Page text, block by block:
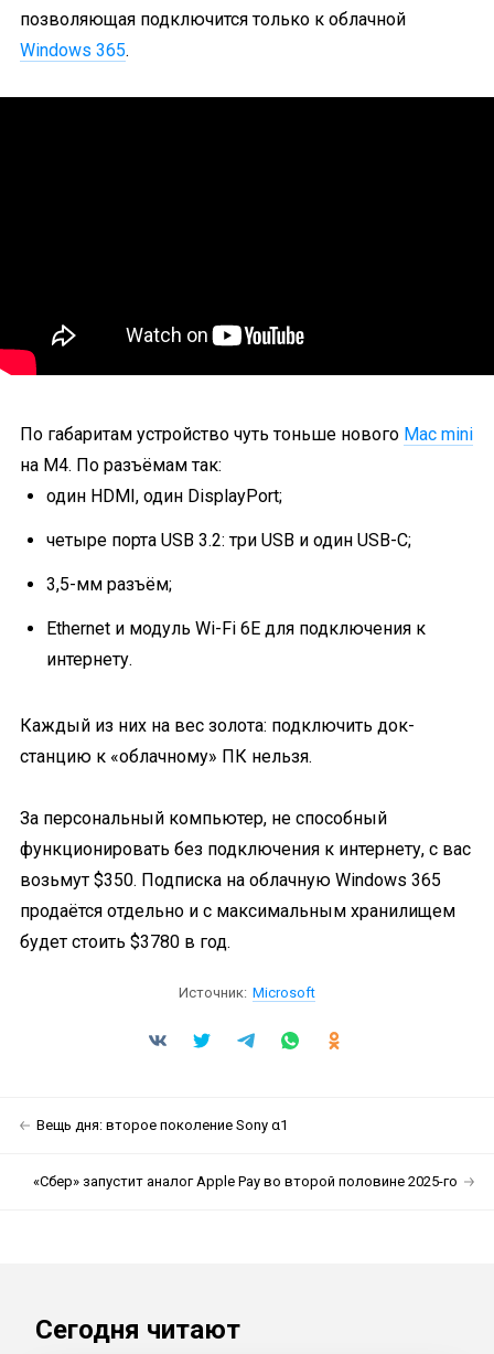
позволяющая подключится только к облачной
Windows 365.
По габаритам устройство чуть тоньше нового Mac mini
на M4. По разъёмам так:
один HDMI, один DisplayPort;
четыре порта USB 3.2: три USB и один USB-C;
3,5-мм разъём;
Ethernet и модуль Wi-Fi 6E для подключения к
интернету.
Каждый из них на вес золота: подключить док-
станцию к «облачному» ПК нельзя.
За персональный компьютер, не способный
функционировать без подключения к интернету, с вас
возьмут $350. Подписка на облачную Windows 365
продаётся отдельно и с максимальным хранилищем
будет стоить $3780 в год.
Источник: Microsoft
Вещь дня: второе поколение Sony α1
«Сбер» запустит аналог Apple Pay во второй половине 2025-го
Сегодня читают